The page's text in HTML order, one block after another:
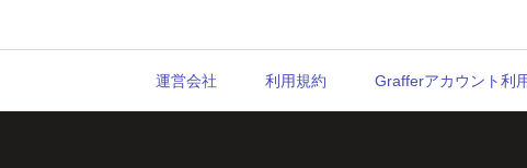
運営会社 利用規約 Grafferアカウント利